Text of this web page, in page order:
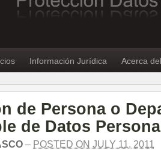
Información Jurídica Acerca
de Persona o
de Datos
– POSTED ON JULY 11, 2011